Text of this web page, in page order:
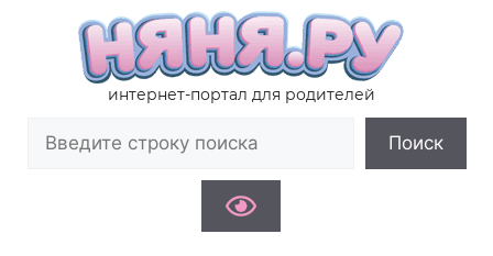
содержимому
интернет-портал для родителей
Поиск